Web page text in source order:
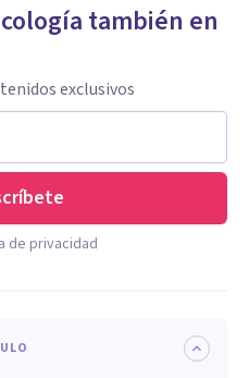
también en
exclusivos
de privacidad